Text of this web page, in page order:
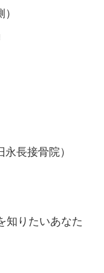
長接骨院）
知りたいあなた